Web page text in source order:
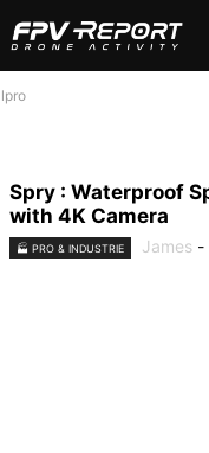
Spry : Waterproof
with 4K Camera
🏭 PRO & INDUSTRIE James -